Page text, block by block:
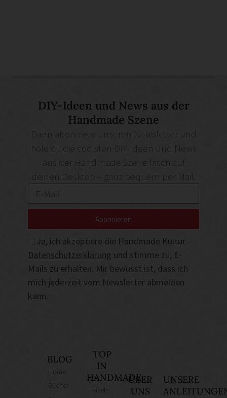
DIY-Ideen und News aus der
Handmade Szene
deinen Desktop – ganz bequem per Mail.
Ja, ich akzeptiere die Handmade Kultur
Datenschutzerklärung und stimme zu, E-
Mails zu erhalten. Mir bewusst ist, dass ich
mich jederzeit vom Newsletter abmelden
kann.
Abonnieren
BLOG
TOP
IN
HANDMADEÜBER
UNS
UNSERE